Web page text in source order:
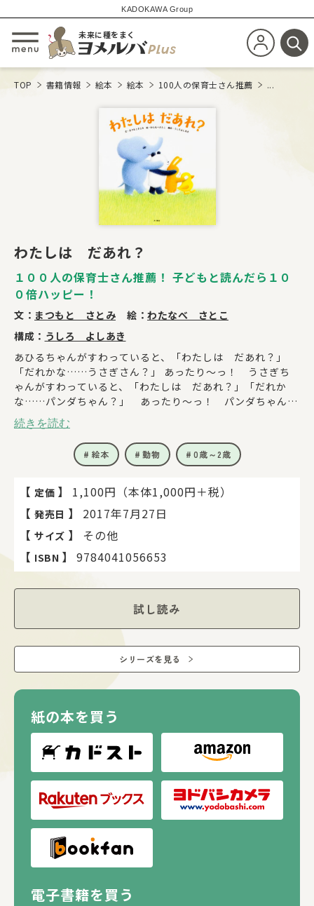
KADOKAWA Group
メニューを開閉する
未来に種をまく
新規会員登
検
TOP 書籍情報 絵本 絵本 100人の保育士さん推薦 ...
わたしは だあれ？
１００人の保育士さん推薦！ 子どもと読んだら１０
０倍ハッピー！
文： まつもと さとみ 絵： わたなべ さとこ
構成： うしろ よしあき
あひるちゃんがすわっていると、「わたしは だあれ？」
「だれかな……うさぎさん？」 あったり～っ！ うさぎち
ゃんがすわっていると、「わたしは だあれ？」「だれか
な……パンダちゃん？」 あったり～っ！ パンダちゃんが
すわっていると、「わたしは だあれ？」「だれかな……ぞ
うさん？」 あったり～っ！ ぞうさんがすわっていると、
「わたしは だあれ？」は､ありません。「つまんない
な」 すると、「だあ～れ～？ だあ～れ～？ わたしは
あれ？ 読み聞かせをすると、子どもが「わたしはだあ
る！ 子どもと楽しいコミュニケーションができる絵本！
続きを読む
絵本 動物 0歳～2歳
【 定価 】
1,100円（本体1,000円＋税）
【 発売日 】
2017年7月27日
【 サイズ 】
その他
【 ISBN 】 9784041056653
試し読み
シリーズを見る
紙の本を買う
電子書籍を買う